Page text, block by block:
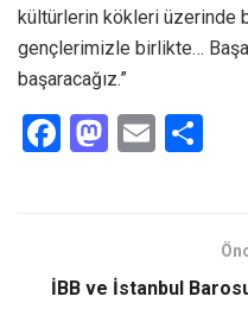
kültürlerin kökleri üzerinde
gençlerimizle birlikte…
başaracağız.”
F
o
M
d
E
İBB ve İstanbul